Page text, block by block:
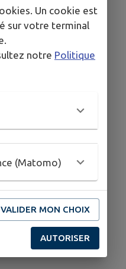
Un cookie est
sur votre terminal
notre Politique
(Matomo)
VALIDER MON CHOIX
AUTORISER